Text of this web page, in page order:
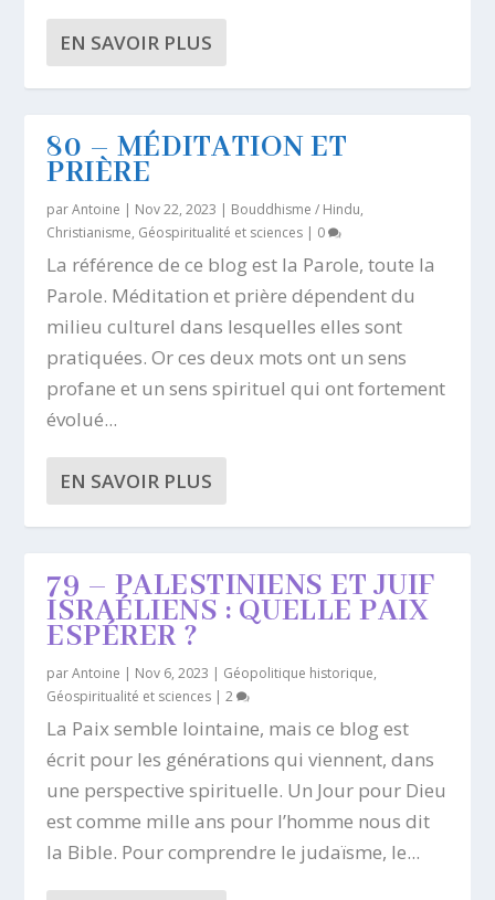
EN SAVOIR PLUS
80 – MÉDITATION ET
PRIÈRE
parAntoine | Nov 22, 2023 | Bouddhisme / Hindu,
Christianisme, Géospiritualité et sciences | 0
La référence de ce blog est la Parole, toute la
Parole. Méditation et prière dépendent du
milieu culturel dans lesquelles elles sont
pratiquées. Or ces deux mots ont un sens
profane et un sens spirituel qui ont fortement
évolué...
EN SAVOIR PLUS
79 – PALESTINIENS ET JUIF
ISRAÉLIENS : QUELLE PAIX
ESPÉRER ?
parAntoine | Nov 6, 2023 | Géopolitique historique,
Géospiritualité et sciences |2
La Paix semble lointaine, mais ce blog est
écrit pour les générations qui viennent, dans
une perspective spirituelle. Un Jour pour Dieu
est comme mille ans pour l’homme nous dit
la Bible. Pour comprendre le judaïsme, le...